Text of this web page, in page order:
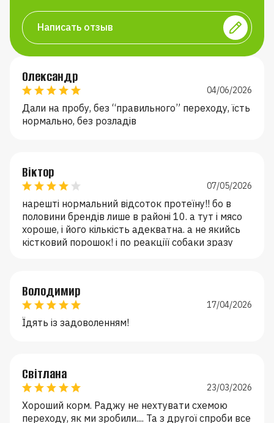
Написать отзыв
Олександр
04/06/2026
Дали на пробу, без “правильного” переходу, їсть
нормально, без розладів
Віктор
07/05/2026
нарешті нормальний відсоток протеїну!! бо в
половини брендів лише в районі 10. а тут і мясо
хороше, і його кількість адекватна. а не якийсь
кістковий порошок! і по реакціїї собаки зразу
Володимир
17/04/2026
Їдять із задоволенням!
Світлана
23/03/2026
Хороший корм. Раджу не нехтувати схемою
переходу, як ми зробили.... Та з другої спроби все